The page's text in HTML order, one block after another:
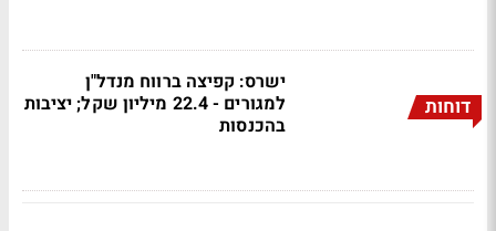
דוחות
ישרס: קפיצה ברווח מנדל"ן
למגורים - 22.4 מיליון שקל; יציבות
בהכנסות